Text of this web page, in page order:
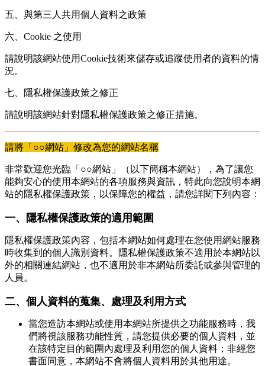
五、與第三人共用個人資料之政策
六、Cookie 之使用
請說明該網站使用Cookie技術來儲存或追蹤使用者的資料的情
況。
七、隱私權保護政策之修正
請說明該網站針對隱私權保護政策之修正措施。
請將「○○網站」修改為您的網站名稱
非常歡迎您光臨「○○網站」（以下簡稱本網站），為了讓您
能夠安心的使用本網站的各項服務與資訊，特此向您說明本網
站的隱私權保護政策，以保障您的權益，請您詳閱下列內容：
一、隱私權保護政策的適用範圍
隱私權保護政策內容，包括本網站如何處理在您使用網站服務
時收集到的個人識別資料。隱私權保護政策不適用於本網站以
外的相關連結網站，也不適用於非本網站所委託或參與管理的
人員。
二、個人資料的蒐集、處理及利用方式
當您造訪本網站或使用本網站所提供之功能服務時，我
們將視該服務功能性質，請您提供必要的個人資料，並
在該特定目的範圍內處理及利用您的個人資料；非經您
書面同意，本網站不會將個人資料用於其他用途。